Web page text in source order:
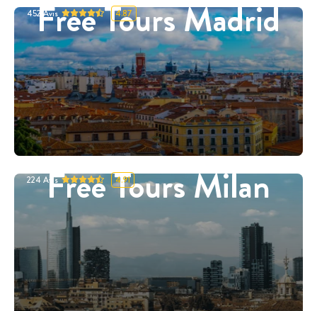
Free Tours Madrid
452 Avis 4.87
Free Tours Milan
224 Avis 4.91